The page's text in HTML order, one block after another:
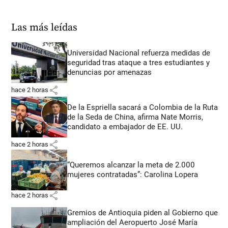
Las más leídas
Universidad Nacional refuerza medidas de
seguridad tras ataque a tres estudiantes y
denuncias por amenazas
hace 2 horas share
De la Espriella sacará a Colombia de la Ruta
de la Seda de China, afirma Nate Morris,
candidato a embajador de EE. UU.
hace 2 horas share
“Queremos alcanzar la meta de 2.000
mujeres contratadas”: Carolina Lopera
hace 2 horas share
Gremios de Antioquia piden al Gobierno que
ampliación del Aeropuerto José María